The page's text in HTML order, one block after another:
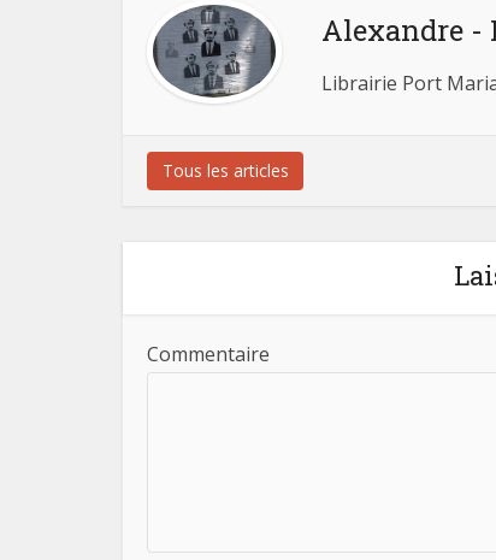
Alexandre -
Librairie Port
Tous les articles
Commentaire